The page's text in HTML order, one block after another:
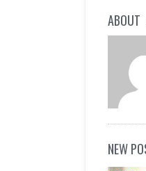
ABOUT
NEW